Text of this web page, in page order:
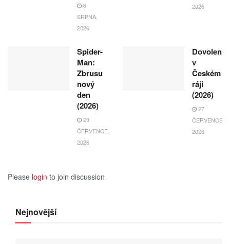
6
SRPNA,
2026
2026
Spider-
Man:
Zbrusu
nový
den
(2026)
29
ČERVENCE,
2026
Dovolená
v
Českém
ráji
(2026)
27
ČERVENCE,
2026
Please login to join discussion
Nejnovější